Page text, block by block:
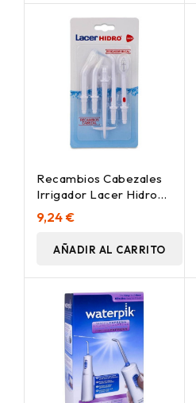
Recambios Cabezales
Irrigador Lacer Hidro
5Ud.
9,24 €
AÑADIR AL CARRITO